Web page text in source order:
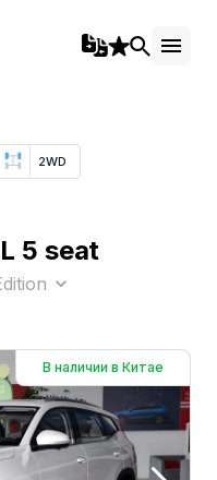
2WD
5 seat
В наличии в Китае